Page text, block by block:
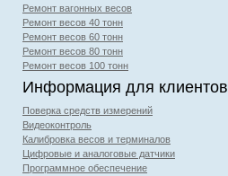
Ремонт вагонных весов
Ремонт весов 40 тонн
Ремонт весов 60 тонн
Ремонт весов 80 тонн
Ремонт весов 100 тонн
Информация для клиентов
Поверка средств измерений
Видеоконтроль
Калибровка весов и терминалов
Цифровые и аналоговые датчики
Программное обеспечение